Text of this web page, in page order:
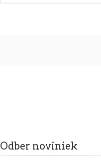
Odber noviniek